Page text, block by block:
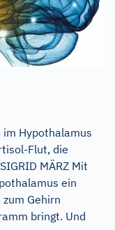
Hypothalamus
Flut, die
MÄRZ Mit
ein
Gehirn
bringt. Und